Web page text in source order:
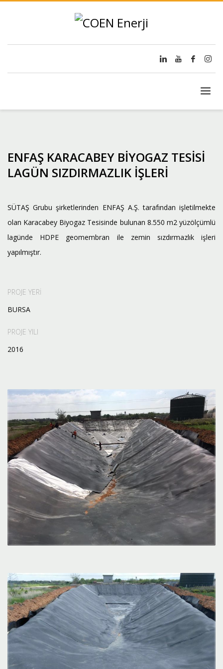
ENFAŞ KARACABEY BİYOGAZ TESİSİ
LAGÜN SIZDIRMAZLIK İŞLERİ
SÜTAŞ Grubu şirketlerinden ENFAŞ A.Ş. tarafından işletilmekte
olan Karacabey Biyogaz Tesisinde bulunan 8.550 m2 yüzölçümlü
lagünde HDPE geomembran ile zemin sızdırmazlık işleri
yapılmıştır.
PROJE YERİ
BURSA
PROJE YILI
2016